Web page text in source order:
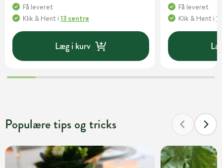
Få leveret
Klik & Hent i 13 centre
Læg i kurv
Få leveret
Klik & Hent i
Populære tips og tricks